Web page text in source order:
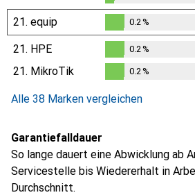
0.1%
21. equip
0.2%
0.2 %
21. HPE
0.2%
0.2 %
21. MikroTik 0.2 %
Alle 38 Marken vergleichen
Garantiefalldauer
So lange dauert eine Abwicklung ab
Servicestelle bis Wiedererhalt in
Durchschnitt.